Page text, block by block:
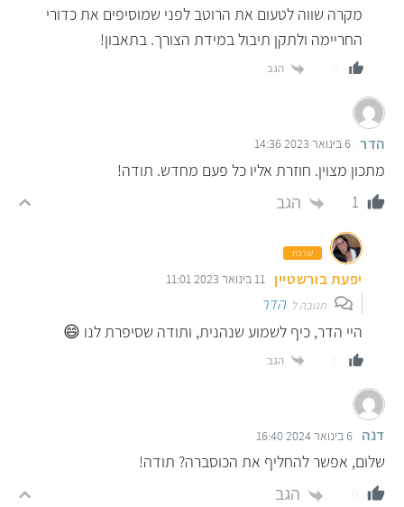
מקרה שווה לטעום את הרוטב לפני שמוסיפים את כדורי
החריימה ולתקן תיבול במידת הצורך. בתאבון!
הגב
הדר 6 בינואר 2023 14:36
מתכון מצוין. חוזרת אליו כל פעם מחדש. תודה!
1
הגב
עורכת
יפעת בורשטיין 11 בינואר 2023 11:01
תגובה ל הדר
היי הדר, כיף לשמוע שנהנית, ותודה שסיפרת לנו 😄
הגב
דנה 6 בינואר 2024 16:40
שלום, אפשר להחליף את הכוסברה? תודה!
הגב